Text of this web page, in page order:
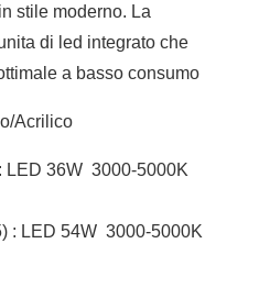
stile moderno. La
di led integrato che
a basso consumo
Acrilico
LED 36W 3000-5000K
: LED 54W 3000-5000K